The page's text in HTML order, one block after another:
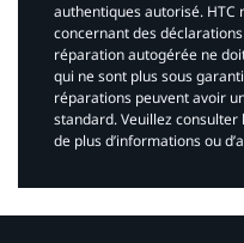
authentiques autorisé. HTC
concernant des
réparation autogérée ne
qui ne sont plus sous
réparations peuvent avoir
standard. Veuillez consulter
de plus d’informations ou